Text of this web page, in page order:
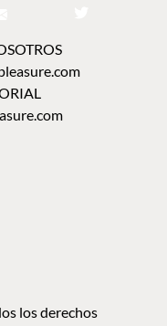
los derechos